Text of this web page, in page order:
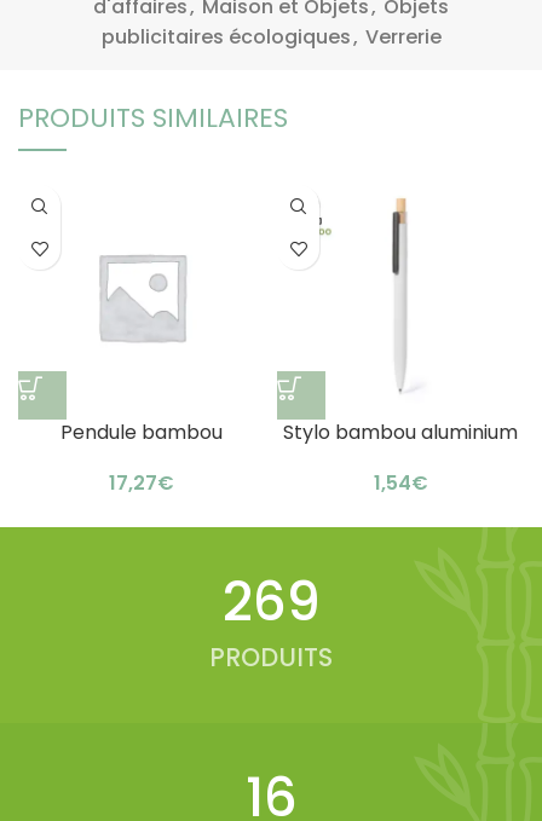
d'affaires, Maison et Objets, Objets
publicitaires écologiques, Verrerie
PRODUITS SIMILAIRES
Pendule bambou
design écologique
€
Stylo bambou aluminium
élégante
€
336
PRODUITS
20